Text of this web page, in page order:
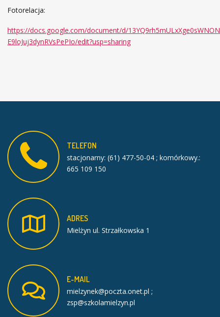
Fotorelacja:
https://docs.google.com/document/d/
E9loJuj3dynRVsPePIo/edit?usp=sharing
TELEFON
stacjonarny: (61) 477-50-04 ; komórkowy.:
665 109 150
ADRES
Mielżyn ul. Strzałkowska 1
E-MAIL
mielzynek@poczta.onet.pl ;
zsp@szkolamielzyn.pl